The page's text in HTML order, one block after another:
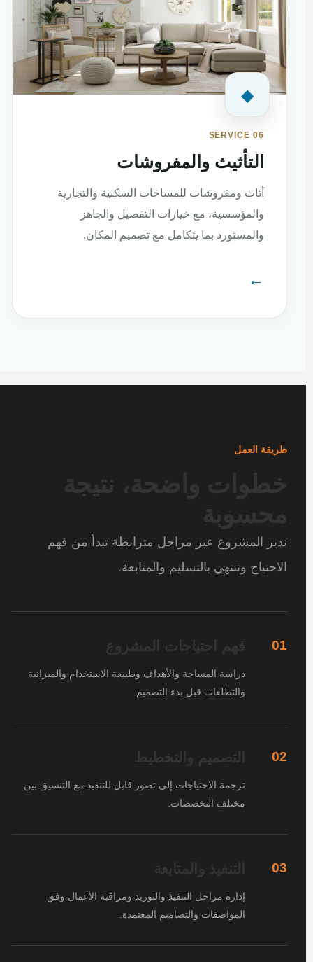
◆
SERVICE 06
التأثيث والمفروشات
أثاث ومفروشات للمساحات السكنية والتجارية
والمؤسسية، مع خيارات التفصيل والجاهز
والمستورد بما يتكامل مع تصميم المكان.
←
طريقة العمل
خطوات واضحة، نتيجة
محسوبة
ندير المشروع عبر مراحل مترابطة تبدأ من فهم
الاحتياج وتنتهي بالتسليم والمتابعة.
01 فهم احتياجات المشروع
دراسة المساحة والأهداف وطبيعة الاستخدام والميزانية
والتطلعات قبل بدء التصميم.
02 التصميم والتخطيط
ترجمة الاحتياجات إلى تصور قابل للتنفيذ مع التنسيق بين
مختلف التخصصات.
03 التنفيذ والمتابعة
إدارة مراحل التنفيذ والتوريد ومراقبة الأعمال وفق
المواصفات والتصاميم المعتمدة.